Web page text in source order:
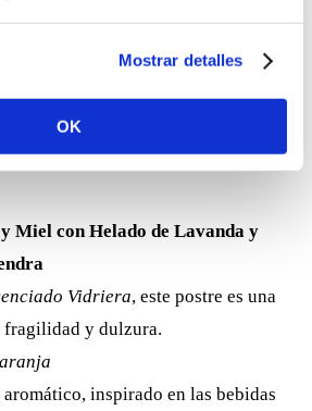
Mostrar detalles
OK
, este plato representa la
Corvina Veronese
equilibrado, ideal para acompañar la
Miel con Helado de Lavanda y
Vidriera, este postre es una
fragilidad y dulzura.
inspirado en las bebidas